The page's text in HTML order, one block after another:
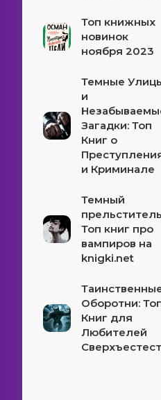
Топ книжных
новинок
ноября 2023
Темные
и
Загадки: Топ
Книг о
и Криминале
Темный
Топ книг про
вампиров на
knigki.net
Оборотни:
Книг для
Любителей